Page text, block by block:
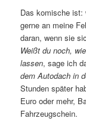
Das komische ist:
gerne an meine
daran, wenn sie
Weißt du noch,
lassen, sage ich
dem Autodach in
Stunden später
Euro oder mehr,
Fahrzeugschein.